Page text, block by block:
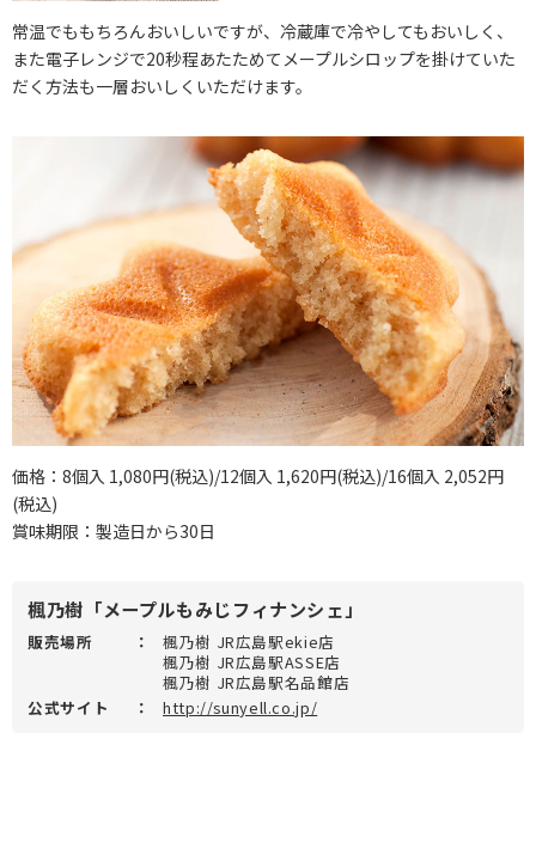
常温でももちろんおいしいですが、冷蔵庫で冷やしてもおいしく、
また電子レンジで20秒程あたためてメープルシロップを掛けていた
だく方法も一層おいしくいただけます。
価格：8個入 1,080円(税込)/12個入 1,620円(税込)/16個入 2,052円
(税込)
賞味期限：製造日から30日
楓乃樹「メープルもみじフィナンシェ」
販売場所 ：
楓乃樹 JR広島駅ekie店
楓乃樹 JR広島駅ASSE店
楓乃樹 JR広島駅名品館店
公式サイト
： http://sunyell.co.jp/